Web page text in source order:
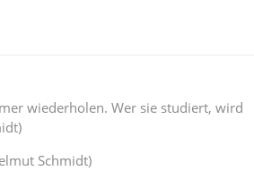
wiederholen. Wer sie studiert, wird
Schmidt)